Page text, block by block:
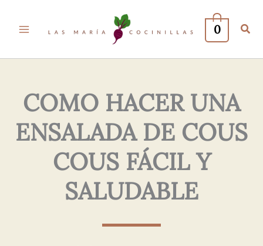
0
COMO HACER UNA
ENSALADA DE COUS
COUS FÁCIL Y
SALUDABLE
Electrónico*